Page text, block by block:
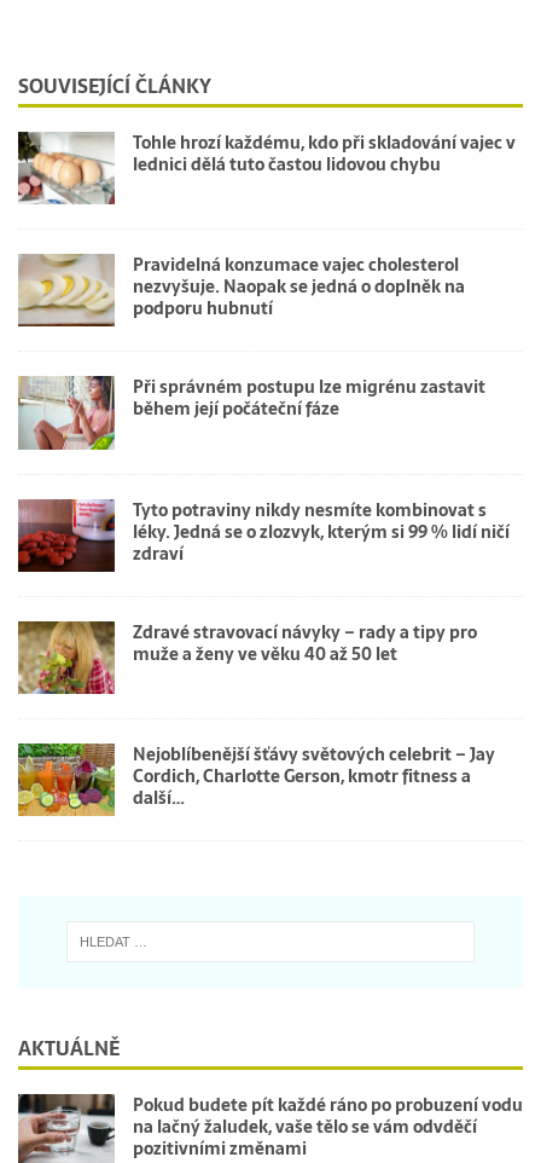
SOUVISEJÍCÍ ČLÁNKY
Tohle hrozí každému, kdo při skladování vajec v
lednici dělá tuto častou lidovou chybu
Pravidelná konzumace vajec cholesterol
nezvyšuje. Naopak se jedná o doplněk na
podporu hubnutí
Při správném postupu lze migrénu zastavit
během její počáteční fáze
Tyto potraviny nikdy nesmíte kombinovat s
léky. Jedná se o zlozvyk, kterým si 99 % lidí ničí
zdraví
Zdravé stravovací návyky – rady a tipy pro
muže a ženy ve věku 40 až 50 let
Nejoblíbenější šťávy světových celebrit – Jay
Cordich, Charlotte Gerson, kmotr fitness a
další…
AKTUÁLNĚ
Pokud budete pít každé ráno po probuzení vodu
na lačný žaludek, vaše tělo se vám odvděčí
pozitivními změnami